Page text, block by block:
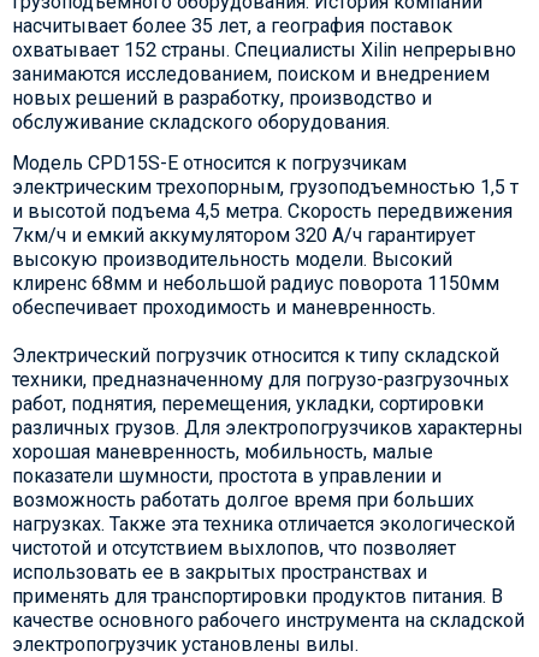
насчитывает более 35 лет, а география поставок
охватывает 152 страны. Специалисты Xilin непрерывно
занимаются исследованием, поиском и внедрением
новых решений в разработку, производство и
обслуживание складского оборудования.
Модель CPD15S-E относится к погрузчикам
электрическим трехопорным, грузоподъемностью 1,5 т
и высотой подъема 4,5 метра. Скорость передвижения
7км/ч и емкий аккумулятором 320 А/ч гарантирует
высокую производительность модели. Высокий
клиренс 68мм и небольшой радиус поворота 1150мм
обеспечивает проходимость и маневренность.
Электрический погрузчик относится к типу складской
техники, предназначенному для погрузо-разгрузочных
работ, поднятия, перемещения, укладки, сортировки
различных грузов. Для электропогрузчиков характерны
хорошая маневренность, мобильность, малые
показатели шумности, простота в управлении и
возможность работать долгое время при больших
нагрузках. Также эта техника отличается экологической
чистотой и отсутствием выхлопов, что позволяет
использовать ее в закрытых пространствах и
применять для транспортировки продуктов питания. В
качестве основного рабочего инструмента на складской
электропогрузчик установлены вилы.